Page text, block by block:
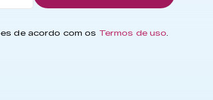
de acordo com os Termos de uso